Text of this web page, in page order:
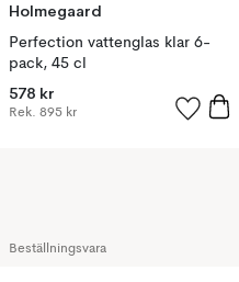
Holmegaard
Perfection vattenglas klar 6-
pack, 45 cl
578 kr
Rek. 895 kr
Beställningsvara